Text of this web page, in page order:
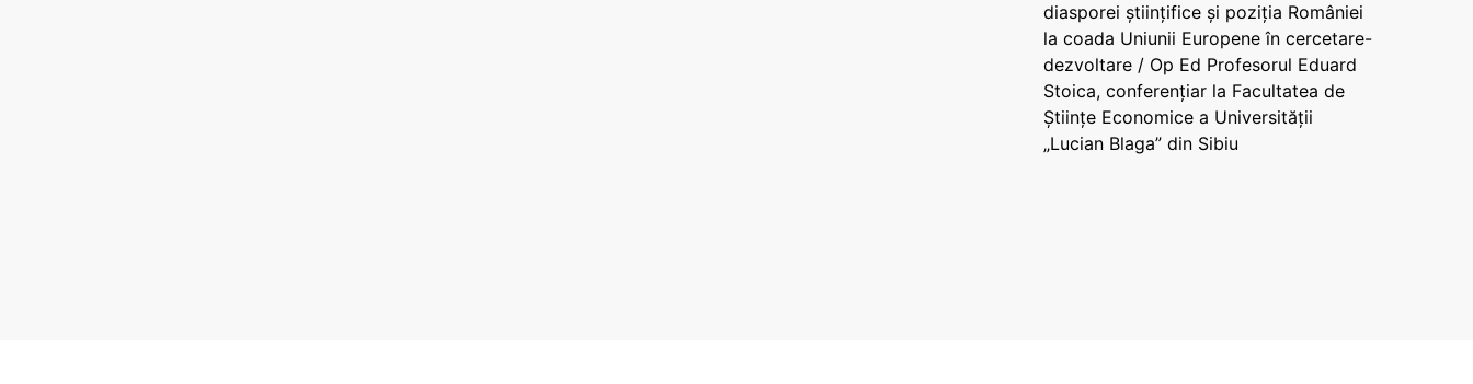
diasporei științifice și poziția României
la coada Uniunii Europene în cercetare-
dezvoltare / Op Ed Profesorul Eduard
Stoica, conferențiar la Facultatea de
Științe Economice a Universității
„Lucian Blaga” din Sibiu